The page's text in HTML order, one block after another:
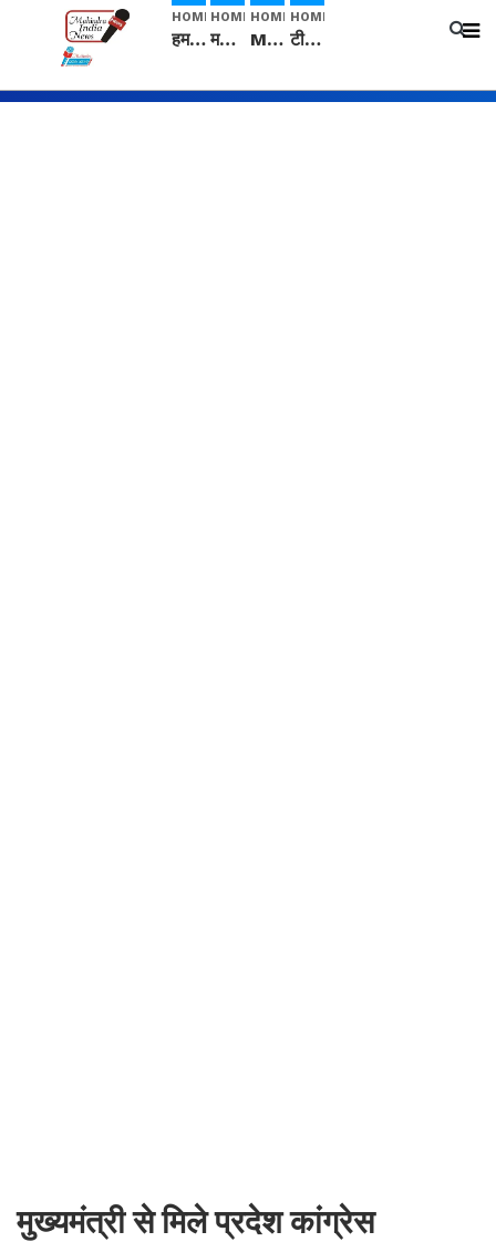
HOME
हम सनातनी..." सांसद kangana Ranaut से क्या बोली लड़की? Viral Jantar-Mantar | CJP protest
HOME
मनीषा हत्याकांड: हत्या, आत्महत्या या कोई बड़ा राज? | Full Story | Josh Haryana
HOME
Mangalsutra: हिंदू धर्म में शादी के बाद मंगलसूत्र क्यों पहनती है महिलाएं, किसने शुरु की ये परंपरा
HOME
टीम बीकेई ने एग्रीकल्चर ग्रेड की यूरिया खाद गट्टों में बदलकर टेक्निकल ग्रेड में बेचने वालों पर करवाई कार्रवाई: लखविंदर सिंह औलख
मुख्यमंत्री से मिले प्रदेश कांग्रेस